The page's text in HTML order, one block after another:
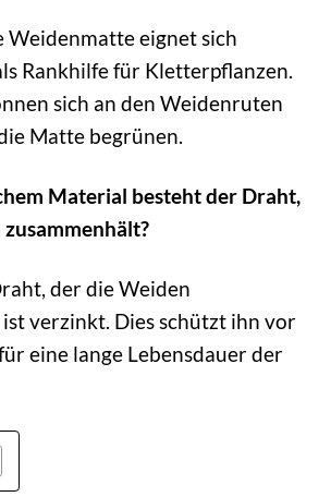
Weidenmatte eignet sich
Rankhilfe für Kletterpflanzen.
sich an den Weidenruten
Matte begrünen.
Material besteht der Draht,
der die Weiden
verzinkt. Dies schützt ihn vor
eine lange Lebensdauer der